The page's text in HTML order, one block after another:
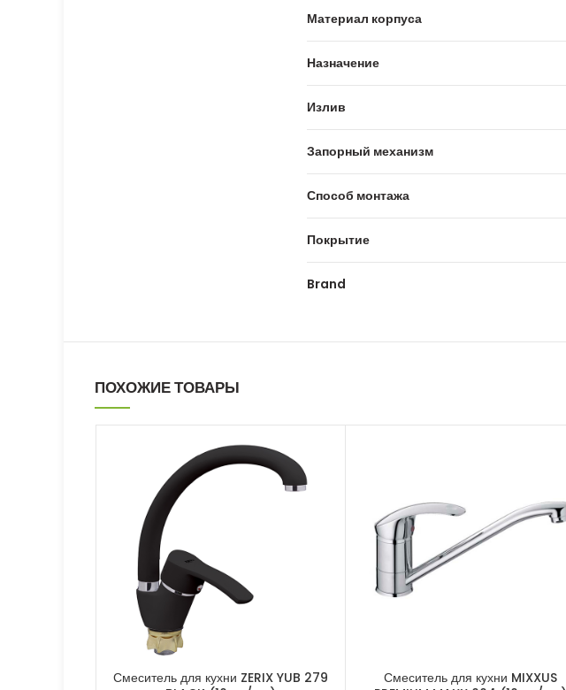
Материал корпуса
Назначение
Излив
Запорный механизм
Способ монтажа
Покрытие
Brand
ПОХОЖИЕ ТОВАРЫ
Смеситель для кухни ZERIX YUB 279
Смеситель для кухни MIXXUS